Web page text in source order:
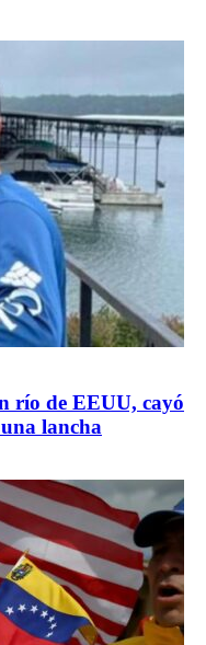
río de EEUU, cayó
lancha